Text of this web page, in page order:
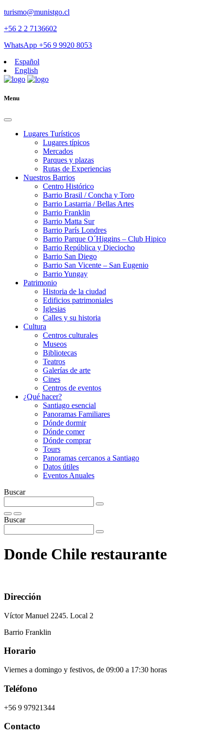
turismo@munistgo.cl
+56 2 2 7136602
WhatsApp +56 9 9920 8053
Español
English
Menu
Lugares Turísticos
Lugares tí­picos
Mercados
Parques y plazas
Rutas de Experiencias
Nuestros Barrios
Centro Histórico
Barrio Brasil / Concha y Toro
Barrio Lastarria / Bellas Artes
Barrio Franklin
Barrio Matta Sur
Barrio Parí­s Londres
Barrio Parque O´Higgins – Club Hipico
Barrio República y Dieciocho
Barrio San Diego
Barrio San Vicente – San Eugenio
Barrio Yungay
Patrimonio
Historia de la ciudad
Edificios patrimoniales
Iglesias
Calles y su historia
Cultura
Centros culturales
Museos
Bibliotecas
Teatros
Galerí­as de arte
Cines
Centros de eventos
¿Qué hacer?
Santiago esencial
Panoramas Familiares
Dónde dormir
Dónde comer
Dónde comprar
Tours
Panoramas cercanos a Santiago
Datos útiles
Eventos Anuales
Buscar
Buscar
Donde Chile restaurante
Dirección
Víctor Manuel 2245. Local 2
Barrio Franklin
Horario
Viernes a domingo y festivos, de 09:00 a 17:30 horas
Teléfono
+56 9 97921344
Contacto